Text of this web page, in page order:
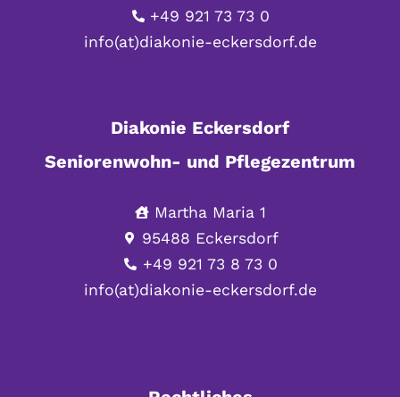
+49 921 73 73 0
info(at)diakonie-eckersdorf.de
Diakonie Eckersdorf
Seniorenwohn- und Pflegezentrum
Martha Maria 1
95488 Eckersdorf
+49 921 73 8 73 0
info(at)diakonie-eckersdorf.de